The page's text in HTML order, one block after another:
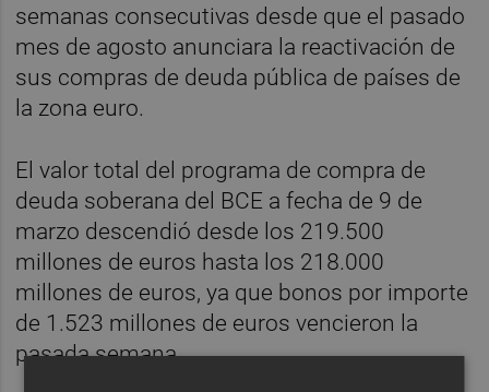
semanas consecutivas desde que el pasado
mes de agosto anunciara la reactivación de
sus compras de deuda pública de países de
la zona euro.
El valor total del programa de compra de
deuda soberana del BCE a fecha de 9 de
marzo descendió desde los 219.500
millones de euros hasta los 218.000
millones de euros, ya que bonos por importe
de 1.523 millones de euros vencieron la
pasada semana.